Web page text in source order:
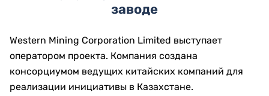
заводе
Western Mining Corporation Limited выступает
оператором проекта. Компания создана
консорциумом ведущих китайских компаний для
реализации инициативы в Казахстане.